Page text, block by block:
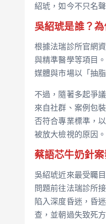
紹琥，如今不只名
吳紹琥是誰？
根據法瑞診所官網
與精準醫學等項目
媒體與市場以「抽
不過，隨著多起爭
來自社群、案例包
否符合專業標準，
被放大檢視的原因。
蔡語芯牛奶針
吳紹琥近來最受矚
問題前往法瑞診所
陷入深度昏迷，昏
查，並朝過失致死